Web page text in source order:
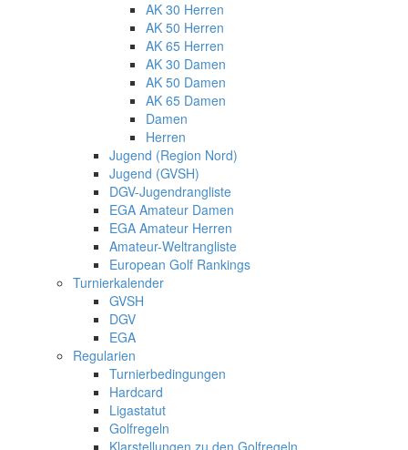
AK 30 Herren
AK 50 Herren
AK 65 Herren
AK 30 Damen
AK 50 Damen
AK 65 Damen
Damen
Herren
Jugend (Region Nord)
Jugend (GVSH)
DGV-Jugendrangliste
EGA Amateur Damen
EGA Amateur Herren
Amateur-Weltrangliste
European Golf Rankings
Turnierkalender
GVSH
DGV
EGA
Regularien
Turnierbedingungen
Hardcard
Ligastatut
Golfregeln
Klarstellungen zu den Golfregeln